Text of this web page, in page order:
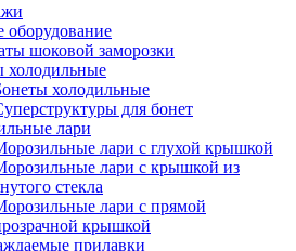
оборудование
шоковой заморозки
холодильные
холодильные
для бонет
лари
лари с глухой крышкой
лари с крышкой из
стекла
лари с прямой
крышкой
прилавки